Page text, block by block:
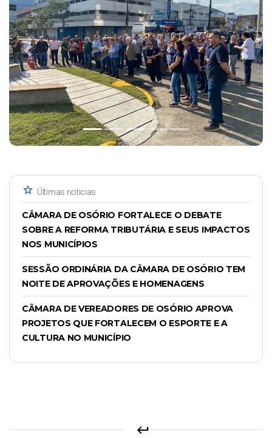
Previous Next
star Últimas noticias
CÂMARA DE OSÓRIO FORTALECE O DEBATE
SOBRE A REFORMA TRIBUTÁRIA E SEUS IMPACTOS
NOS MUNICÍPIOS
SESSÃO ORDINÁRIA DA CÂMARA DE OSÓRIO TEM
NOITE DE APROVAÇÕES E HOMENAGENS
CÂMARA DE VEREADORES DE OSÓRIO APROVA
PROJETOS QUE FORTALECEM O ESPORTE E A
CULTURA NO MUNICÍPIO
keyboard_return